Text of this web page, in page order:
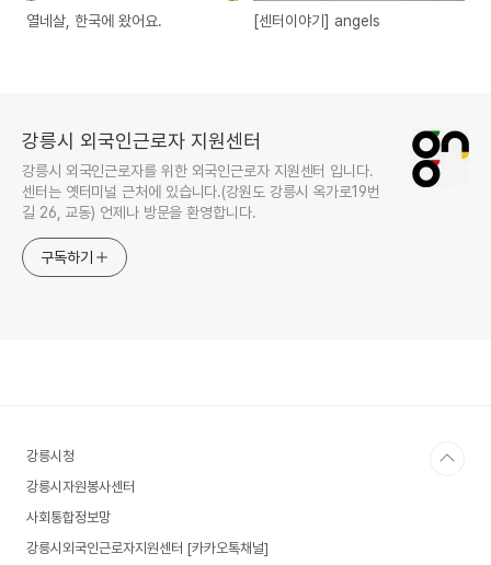
열네살, 한국에 왔어요. [센터이야기] angels
강릉시 외국인근로자 지원센터
강릉시 외국인근로자를 위한 외국인근로자 지원센터 입니다.
센터는 옛터미널 근처에 있습니다.(강원도 강릉시 옥가로19번
길 26, 교동) 언제나 방문을 환영합니다.
구독하기
강릉시청
강릉시자원봉사센터
사회통합정보망
강릉시외국인근로자지원센터 [카카오톡채널]